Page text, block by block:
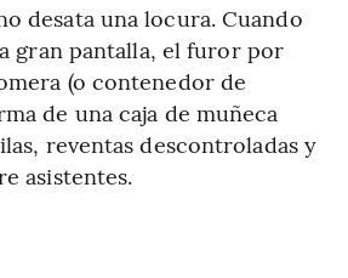
desata una locura. Cuando
gran pantalla, el furor por
(o contenedor de
de una caja de muñeca
reventas descontroladas y
asistentes.